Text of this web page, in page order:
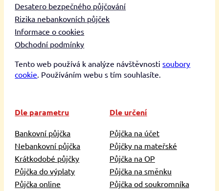
Desatero bezpečného půjčování
Rizika nebankovních půjček
Informace o cookies
Obchodní podmínky
Tento web používá k analýze návštěvnostisoubory
cookie . Používáním webu s tím souhlasíte.
Dle parametru
Bankovní půjčka
Nebankovní půjčka
Krátkodobé půjčky
Půjčka do výplaty
Půjčka online
Dle určení
Půjčka na účet
Půjčky na mateřské
Půjčka na OP
Půjčka na směnku
Půjčka od soukromníka